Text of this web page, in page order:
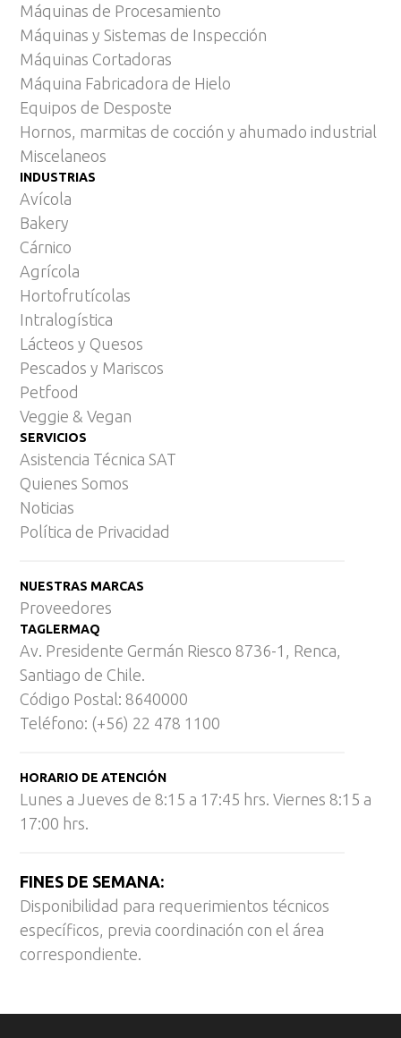
Máquinas de Procesamiento
Máquinas y Sistemas de Inspección
Máquinas Cortadoras
Máquina Fabricadora de Hielo
Equipos de Desposte
Hornos, marmitas de cocción y ahumado industrial
Miscelaneos
INDUSTRIAS
Avícola
Bakery
Cárnico
Agrícola
Hortofrutícolas
Intralogística
Lácteos y Quesos
Pescados y Mariscos
Petfood
Veggie & Vegan
SERVICIOS
Asistencia Técnica SAT
Quienes Somos
Noticias
Política de Privacidad
NUESTRAS MARCAS
Proveedores
TAGLERMAQ
Av. Presidente Germán Riesco 8736-1, Renca,
Santiago de Chile.
Código Postal: 8640000
Teléfono: (+56) 22 478 1100
HORARIO DE ATENCIÓN
Lunes a Jueves de 8:15 a 17:45 hrs. Viernes 8:15 a
17:00 hrs.
FINES DE SEMANA:
Disponibilidad para requerimientos técnicos
específicos, previa coordinación con el área
correspondiente.